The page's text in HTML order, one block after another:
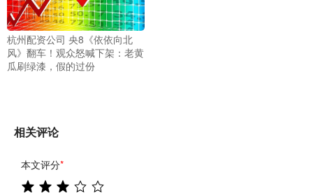
杭州配资公司 央8《依依向北
风》翻车！观众怒喊下架：老黄
瓜刷绿漆，假的过份
相关评论
本文评分*